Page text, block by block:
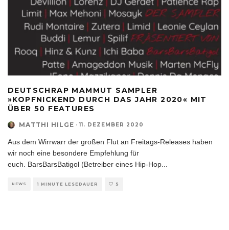
DEUTSCHRAP MAMMUT SAMPLER
»KOPFNICKEND DURCH DAS JAHR 2020« MIT
ÜBER 50 FEATURES
MATTHI HILGE · 11. DEZEMBER 2020
Aus dem Wirrwarr der großen Flut an Freitags-Releases haben
wir noch eine besondere Empfehlung für
euch. BarsBarsBatigol (Betreiber eines Hip-Hop...
NEWS 1 MINUTE LESEDAUER 5